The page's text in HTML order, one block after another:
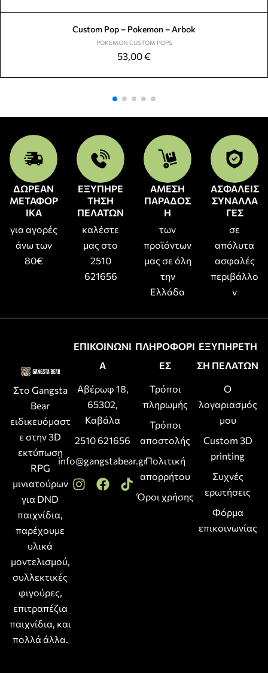
Custom Pop – Pokemon – Arbok
POKEMON CUSTOM POPS
53,00€
ΔΩΡΕΑΝ
ΜΕΤΑΦΟΡ
ΙΚΑ
για αγορές
άνω των
80€
ΕΞΥΠΗΡΕ
ΤΗΣΗ
ΠΕΛΑΤΩΝ
καλέστε
μας στο
2510
621656
ΑΜΕΣΗ
ΠΑΡΑΔΟΣ
Η
των
προϊόντων
μας σε όλη
την
Ελλάδα
ΑΣΦΑΛΕΙΣ
ΣΥΝΑΛΛΑ
ΓΕΣ
σε
απόλυτα
ασφαλές
περιβάλλο
ν
Στο Gangsta
Bear
ειδικευόμαστ
ε στην 3D
εκτύπωση
RPG
μινιατούρων
για DND
παιχνίδια,
παρέχουμε
υλικά
μοντελισμού,
συλλεκτικές
φιγούρες,
επιτραπέζια
παιχνίδια, και
πολλά άλλα.
ΕΠΙΚΟΙΝΩΝΙ
Α
Αβέρωφ 18,
65302,
Καβάλα
2510 621656
info@gangstabear.gr
ΠΛΗΡΟΦΟΡΙ
ΕΣ
Τρόποι
πληρωμής
Τρόποι
αποστολής
Πολιτική
απορρήτου
Όροι χρήσης
ΕΞΥΠΗΡΕΤΗ
ΣΗ ΠΕΛΑΤΩΝ
Ο
λογαριασμός
μου
Custom 3D
printing
Συχνές
ερωτήσεις
Φόρμα
επικοινωνίας